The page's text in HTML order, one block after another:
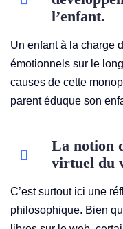
l’enfant.
Un enfant à la charge
émotionnels sur le
causes de cette
parent éduque son
La notion
virtuel du
C’est surtout ici une
philosophique. Bien